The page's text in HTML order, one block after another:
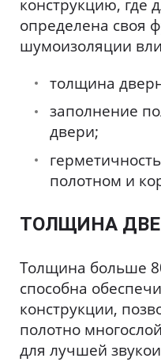
конструкцию, где
определена своя
шумоизоляции
толщина
заполнение
двери;
полотном и
ТОЛЩИНА
Толщина больше
способна
конструкции,
полотно
для лучшей